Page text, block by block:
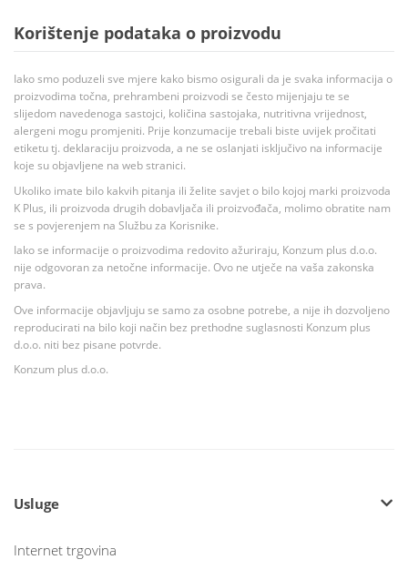
Korištenje podataka o proizvodu
Iako smo poduzeli sve mjere kako bismo osigurali da je svaka informacija o
proizvodima točna, prehrambeni proizvodi se često mijenjaju te se
slijedom navedenoga sastojci, količina sastojaka, nutritivna vrijednost,
alergeni mogu promjeniti. Prije konzumacije trebali biste uvijek pročitati
etiketu tj. deklaraciju proizvoda, a ne se oslanjati isključivo na informacije
koje su objavljene na web stranici.
Ukoliko imate bilo kakvih pitanja ili želite savjet o bilo kojoj marki proizvoda
K Plus, ili proizvoda drugih dobavljača ili proizvođača, molimo obratite nam
se s povjerenjem na Službu za Korisnike.
Iako se informacije o proizvodima redovito ažuriraju, Konzum plus d.o.o.
nije odgovoran za netočne informacije. Ovo ne utječe na vaša zakonska
prava.
Ove informacije objavljuju se samo za osobne potrebe, a nije ih dozvoljeno
reproducirati na bilo koji način bez prethodne suglasnosti Konzum plus
d.o.o. niti bez pisane potvrde.
Konzum plus d.o.o.
Usluge
Internet trgovina